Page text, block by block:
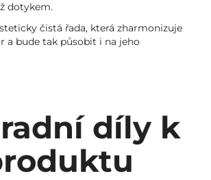
dotykem.
čistá řada, která zharmonizuje
a bude tak působit i na jeho
díly k